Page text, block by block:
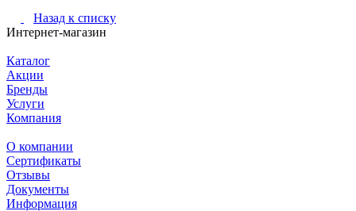
Назад к списку
Интернет-магазин
Каталог
Акции
Бренды
Услуги
Компания
О компании
Сертификаты
Отзывы
Документы
Информация